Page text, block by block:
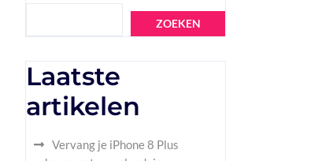
ZOEKEN
Laatste
artikelen
Vervang je iPhone 8 Plus